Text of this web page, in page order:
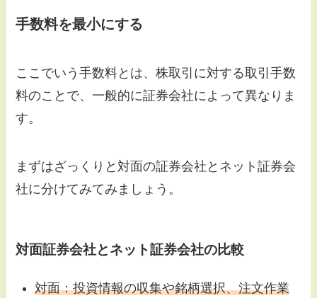
手数料を最小にする
ここでいう手数料とは、株取引に対する取引手数
料のことで、一般的に証券会社によって異なりま
す。
まずはざっくりと対面の証券会社とネット証券会
社に分けてみてみましょう。
対面証券会社とネット証券会社の比較
対面：投資情報の収集や銘柄選択、注文作業